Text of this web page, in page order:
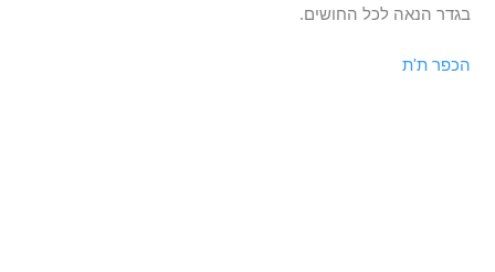
בגדר הנאה לכל החושים.
הכפר ת'ת